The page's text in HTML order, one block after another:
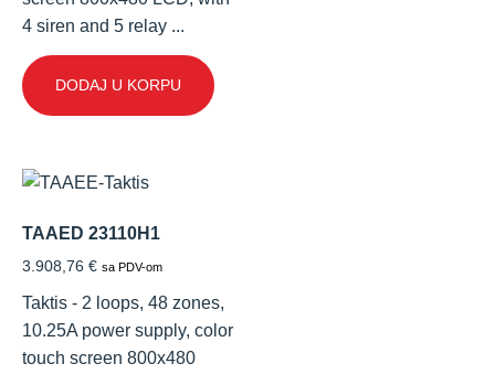
4 siren and 5 relay ...
DODAJ U KORPU
TAAED 23110H1
3.908,76 € sa PDV-om
Taktis - 2 loops, 48 zones,
10.25A power supply, color
touch screen 800x480